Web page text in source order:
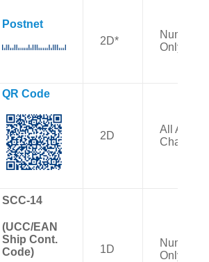
Postnet
2D*
Numbers
Only
QR Code
2D
All ASCII
SCC-14
(UCC/EAN
Ship Cont.
Code)
1D
Numbers
Only